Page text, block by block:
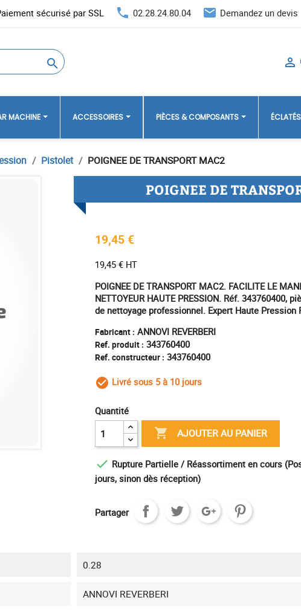
sécurisé par SSL phone 02.28.24.80.04 email Demandez un devis
 
MACHINE ACCESSOIRES PIÈCES & COMPOSANTS ÉCLATÉS
Pistolet POIGNEE DE TRANSPORT MAC2
POIGNEE DE
19,45 €
19,45 € HT
POIGNEE DE TRANSPORT MAC2. FACILITE LE
NETTOYEUR HAUTE PRESSION. Réf. 343760400,
de nettoyage professionnel. Expert Haute Pression
Fabricant : ANNOVI REVERBERI
Ref. produit : 343760400
Ref. constructeur : 343760400
check_circle_outline
Livré sous 5 à 10 jours
Quantité
 AJOUTER AU PANIER
 Rupture Partielle / Réassortiment en cours
jours, sinon dès réception)
Partager
0.28
ANNOVI REVERBERI